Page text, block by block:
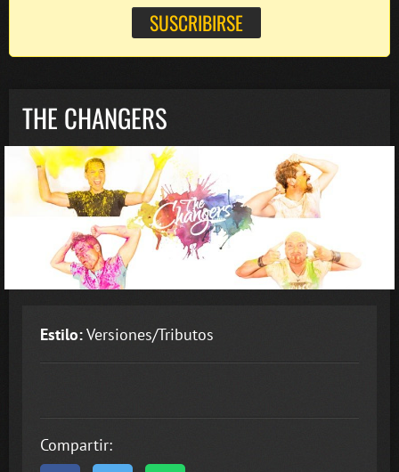
THE CHANGERS
Estilo:Versiones/Tributos
Compartir: